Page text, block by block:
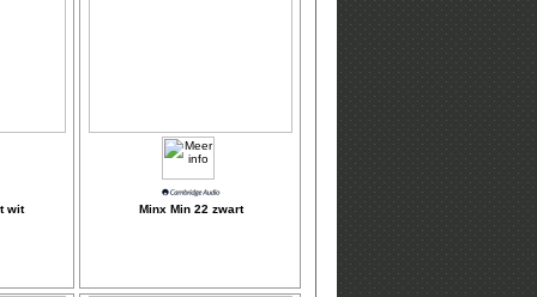
wit Minx Min 22 zwart